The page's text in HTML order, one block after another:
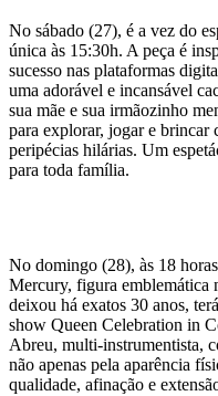
No sábado (27), é a vez do
única às 15:30h. A peça é
sucesso nas plataformas
uma adorável e incansável
sua mãe e sua irmãozinho
para explorar, jogar e brincar
peripécias hilárias. Um
para toda família.
No domingo (28), às 18
Mercury, figura emblemática
deixou há exatos 30 anos,
show Queen Celebration in
Abreu, multi-instrumentista,
não apenas pela aparência
qualidade, afinação e